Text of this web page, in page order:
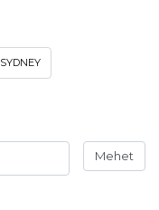
SYDNEY
Mehet